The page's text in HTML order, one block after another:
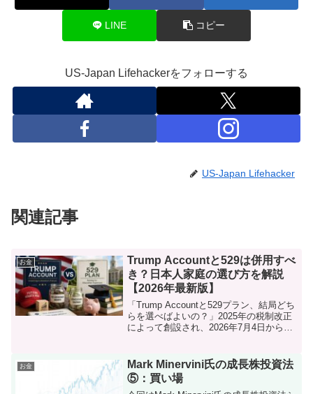
LINE コピー
US-Japan Lifehackerをフォローする
US-Japan Lifehacker
関連記事
お金
Trump Accountと529は併用すべ
き？日本人家庭の選び方を解説
【2026年最新版】
「Trump Accountと529プラン、結局どち
らを選べばよいの？」2025年の税制改正
によって創設され、2026年7月4日から拠
はまだ限られており、5...
お金
Mark Minervini氏の成長株投資法
⑤：買い場